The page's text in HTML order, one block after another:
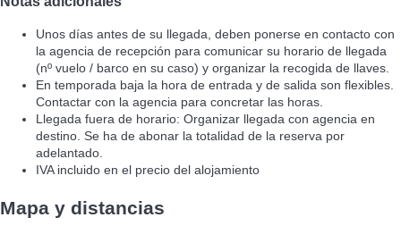
Unos días antes de su llegada, deben ponerse en contacto con
la agencia de recepción para comunicar su horario de llegada
(nº vuelo / barco en su caso) y organizar la recogida de llaves.
En temporada baja la hora de entrada y de salida son flexibles.
Contactar con la agencia para concretar las horas.
Llegada fuera de horario: Organizar llegada con agencia en
destino. Se ha de abonar la totalidad de la reserva por
adelantado.
IVA incluido en el precio del alojamiento
Mapa y distancias